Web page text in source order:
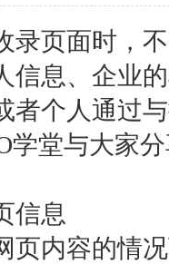
页面时，
信息、企业
者个人通过
学堂与大家
信息
内容的情